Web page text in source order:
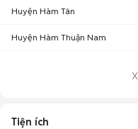
Huyện Hàm Tân
Huyện Hàm Thuận Nam
Tiện ích